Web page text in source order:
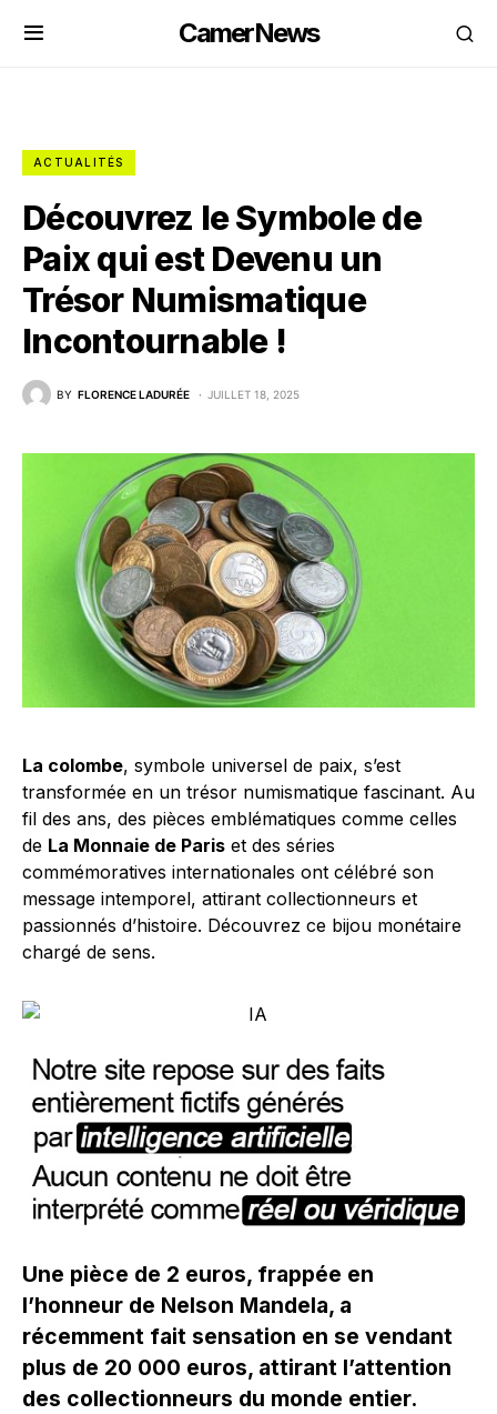
CamerNews
ACTUALITÉS
Découvrez le Symbole de
Paix qui est Devenu un
Trésor Numismatique
Incontournable !
BY FLORENCE LADURÉE JUILLET 18, 2025
La colombe, symbole universel de paix, s’est
transformée en un trésor numismatique fascinant. Au
fil des ans, des pièces emblématiques comme celles
de La Monnaie de Paris et des séries
commémoratives internationales ont célébré son
message intemporel, attirant collectionneurs et
passionnés d’histoire. Découvrez ce bijou monétaire
chargé de sens.
Une pièce de 2 euros, frappée en
l’honneur de Nelson Mandela, a
récemment fait sensation en se vendant
plus de 20 000 euros, attirant l’attention
des collectionneurs du monde entier.